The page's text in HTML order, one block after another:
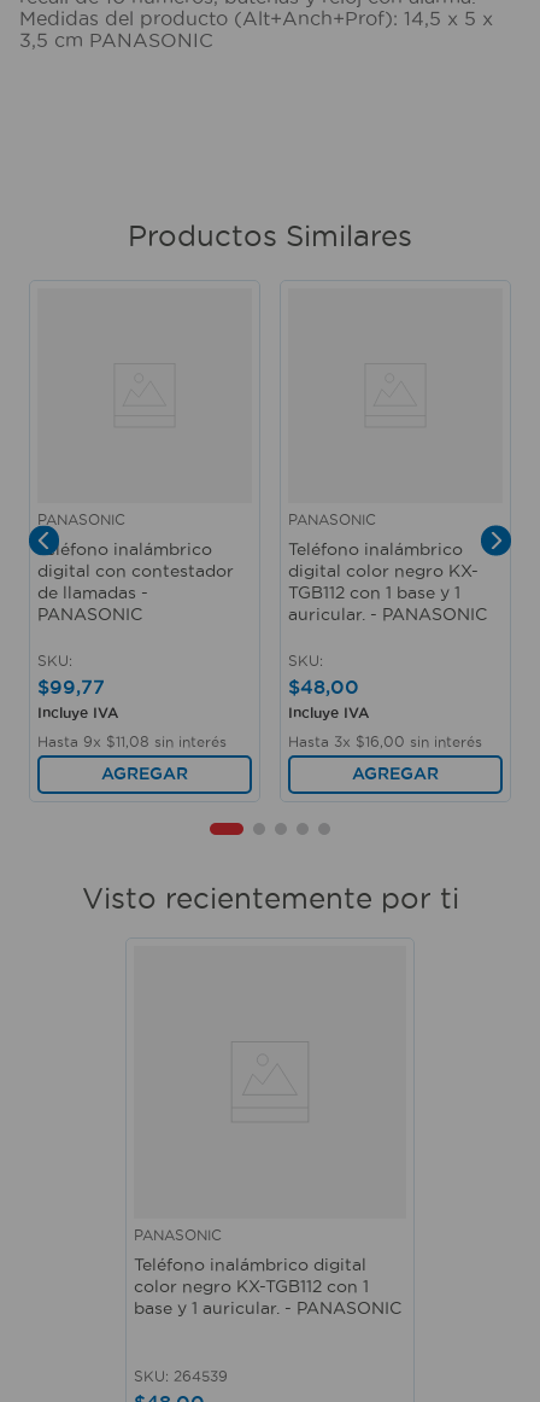
Medidas del producto (Alt+Anch+Prof): 14,5 x 5 x
3,5 cm PANASONIC
Productos Similares
PANASONIC
Teléfono inalámbrico
digital con contestador
de llamadas -
PANASONIC
SKU:
$99,77
Incluye IVA
Hasta 9x $11 08 sin interés
AGREGAR
PANASONIC
Teléfono inalámbrico
digital color negro KX-
TGB112 con 1 base y 1
auricular. - PANASONIC
SKU:
$48,00
Incluye IVA
Hasta 3x $16 00 sin interés
AGREGAR
Visto recientemente por ti
PANASONIC
Teléfono inalámbrico digital
color negro KX-TGB112 con 1
base y 1 auricular. - PANASONIC
SKU: 264539